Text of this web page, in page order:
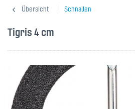
Übersicht Schnallen
Tigris 4 cm